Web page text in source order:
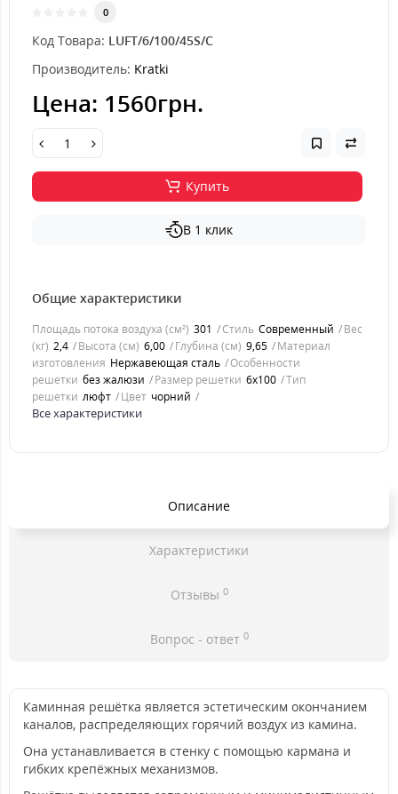
0
Код Товара: LUFT/6/100/45S/C
Производитель: Kratki
Цена: 1560грн.
Купить
В 1 клик
Общие характеристики
Площадь потока воздуха (см²) 301 Стиль Современный
Вес
(кг) 2,4 Высота (см) 6,00 Глубина (см) 9,65
Материал
изготовления Нержавеющая сталь
Особенности
решетки без жалюзи Размер решетки 6x100
Тип
решетки люфт Цвет чорний
Все характеристики
Описание
Характеристики
Отзывы 0
Вопрос - ответ 0
Каминная решётка является эстетическим окончанием
каналов, распределяющих горячий воздух из камина.
Она устанавливается в стенку с помощью кармана и
гибких крепёжных механизмов.